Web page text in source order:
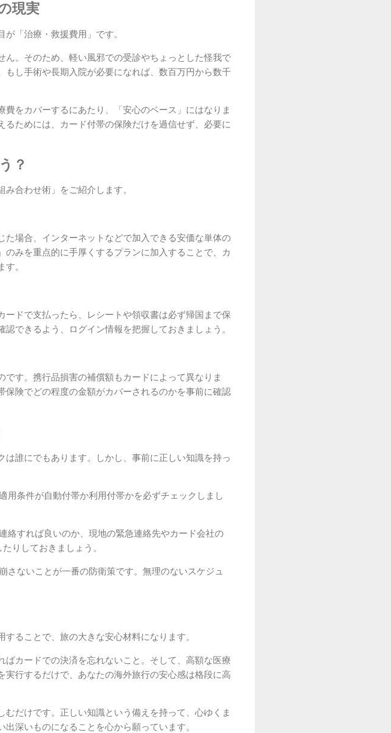
現実
「治療・救援費用」です。
。そのため、軽い風邪での受診やちょっとした怪我で
し手術や長期入院が必要になれば、数百万円から数千
をカバーするにあたり、「安心のベース」にはなりま
ためには、カード付帯の保険だけを過信せず、必要に
？
合わせ術」をご紹介します。
場合、インターネットなどで加入できる安価な単体の
みを重点的に手厚くするプランに加入することで、カ
。
ドで支払ったら、レシートや領収書は必ず帰国まで保
できるよう、ログイン情報を把握しておきましょう。
す。携行品損害の補償額もカードによって異なりま
険でどの程度の金額がカバーされるのかを事前に確認
誰にでもあります。しかし、事前に正しい知識を持っ
用条件が自動付帯か利用付帯かを必ずチェックしまし
絡すれば良いのか、現地の緊急連絡先やカード会社の
りしておきましょう。
さないことが一番の防衛策です。無理のないスケジュ
ることで、旅の大きな安心材料になります。
ばカードでの決済を忘れないこと。そして、高額な医療
行するだけで、あなたの海外旅行の安心感は格段に高
だけです。正しい知識という備えを持って、心ゆくま
深いものになることを心から願っています。